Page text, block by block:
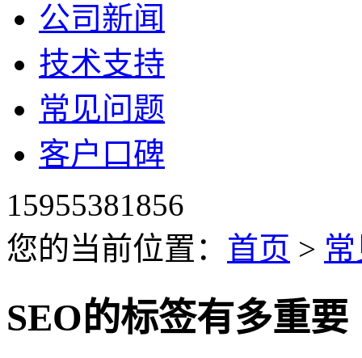
公司新闻
技术支持
常见问题
客户口碑
15955381856
您的当前位置： 首页 >
SEO的标签有多重要